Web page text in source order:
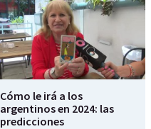
Cómo le irá a los
argentinos en 2024: las
predicciones